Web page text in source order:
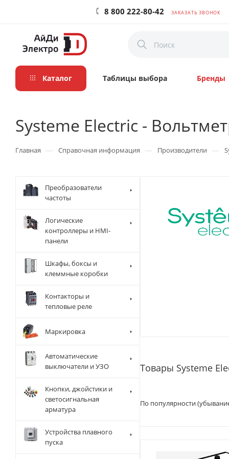
8 800 222-80-42 ЗАКАЗАТЬ ЗВОНОК
Каталог Таблицы выбора Бренды
Systeme Electric -
Главная — Справочная информация — Производители —
Товары Systeme
По популярности
Преобразователи
частоты
Логические
контроллеры и HMI-
панели
Шкафы, боксы и
клеммные коробки
Контакторы и
тепловые реле
Маркировка
Автоматические
выключатели и УЗО
Кнопки, джойстики и
светосигнальная
арматура
Устройства плавного
пуска